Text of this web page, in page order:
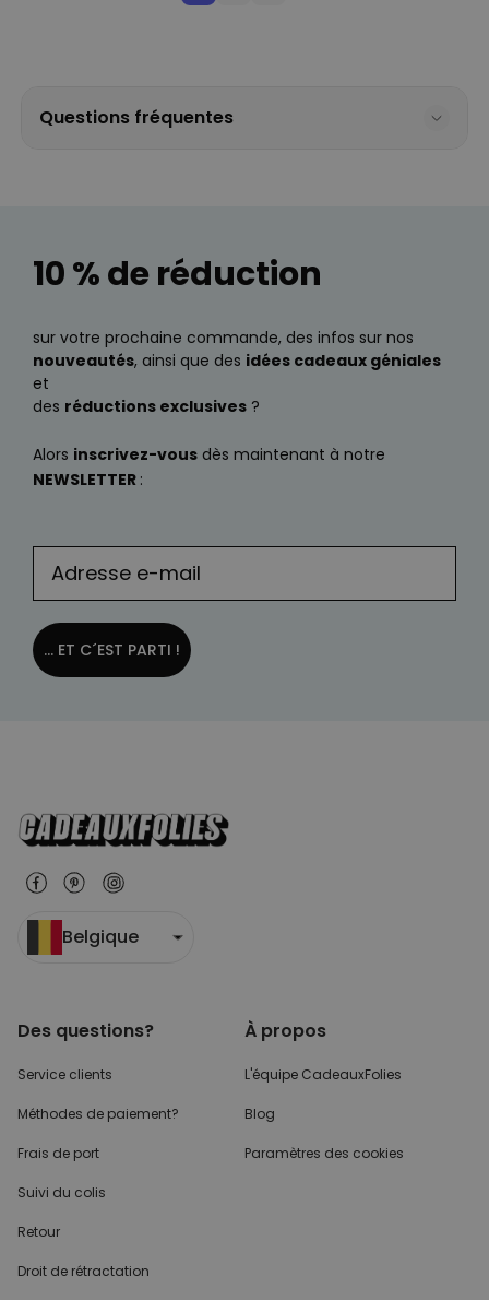
Questions fréquentes
10 % de réduction
sur votre prochaine commande, des infos sur nos
nouveautés, ainsi que des idées cadeaux géniales
et
des réductions exclusives ?
Alors inscrivez-vous dès maintenant à notre
NEWSLETTER :
... ET C´EST PARTI !
Belgique
Des questions?
Service clients
Méthodes de paiement?
Frais de port
Suivi du colis
Retour
Droit de rétractation
À propos
L'équipe CadeauxFolies
Blog
Paramètres des cookies